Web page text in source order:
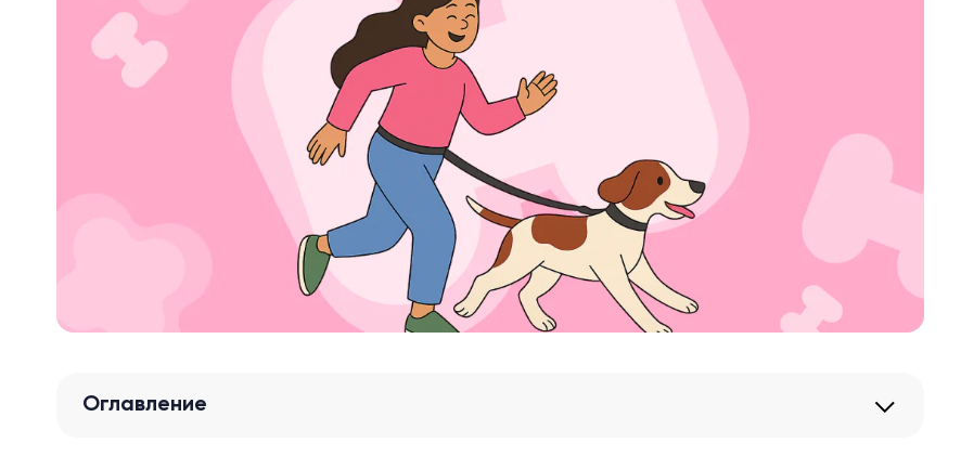
Оглавление